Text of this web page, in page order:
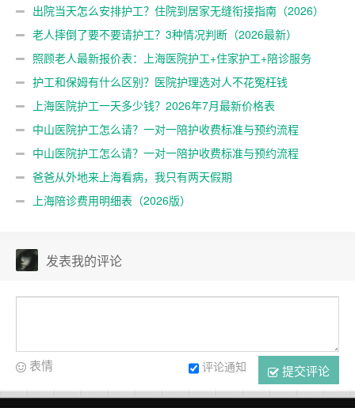
出院当天怎么安排护工？住院到居家无缝衔接指南（2026）
老人摔倒了要不要请护工？3种情况判断（2026最新）
照顾老人最新报价表：上海医院护工+住家护工+陪诊服务
（2026年7月更新）
护工和保姆有什么区别？医院护理选对人不花冤枉钱
上海医院护工一天多少钱？2026年7月最新价格表
中山医院护工怎么请？一对一陪护收费标准与预约流程
中山医院护工怎么请？一对一陪护收费标准与预约流程
爸爸从外地来上海看病，我只有两天假期
上海陪诊费用明细表（2026版）
发表我的评论
提交评论
评论通知
表情